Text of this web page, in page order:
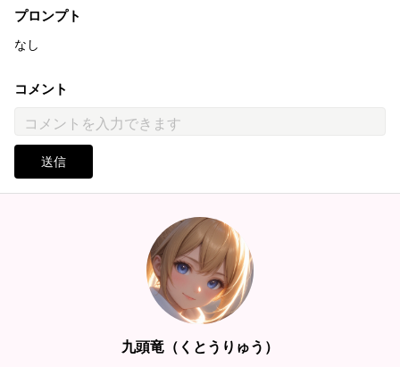
プロンプト
なし
コメント
送信
九頭竜（くとうりゅう）